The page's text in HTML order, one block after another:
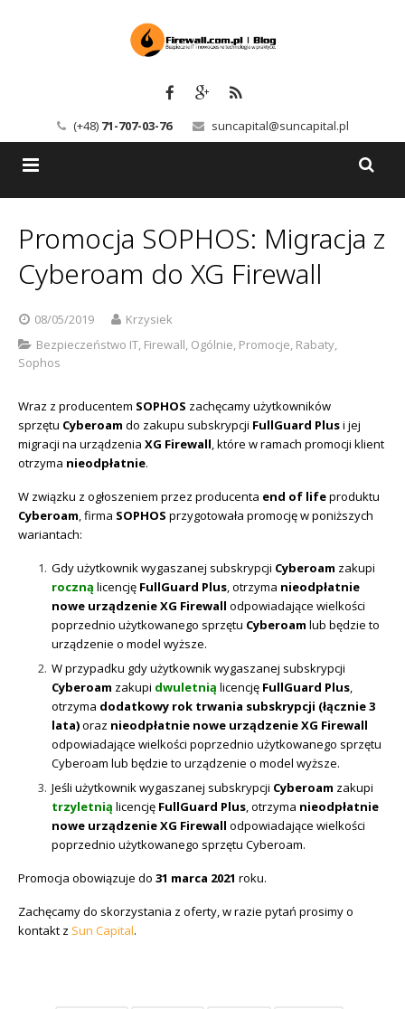
(+48) 71-707-03-76 suncapital@suncapital.pl
Backup-Solutions
Kerio
Sophos
Usługi
Szkolenia
Polityka prywatności
Promocja SOPHOS: Migracja z
Cyberoam do XG Firewall
08/05/2019
Krzysiek
Bezpieczeństwo IT, Firewall, Ogólnie, Promocje, Rabaty,
Sophos
Wraz z producentem SOPHOS zachęcamy użytkowników
sprzętu Cyberoam do zakupu subskrypcji FullGuard Plusi jej
migracji na urządzenia XG Firewall, które w ramach promocji klient
otrzyma nieodpłatnie.
W związku z ogłoszeniem przez producenta end of lifeproduktu
Cyberoam, firma SOPHOS przygotowała promocję w poniższych
wariantach:
Gdy użytkownik wygaszanej subskrypcji Cyberoam zakupi
roczną licencję FullGuard Plus, otrzyma nieodpłatnie
nowe urządzenie XG Firewall odpowiadające wielkości
poprzednio użytkowanego sprzętu Cyberoam lub będzie to
urządzenie o model wyższe.
W przypadku gdy użytkownik wygaszanej subskrypcji
Cyberoam zakupi dwuletnią licencję FullGuard Plus,
otrzyma dodatkowy rok trwania subskrypcji (łącznie 3
lata)oraz nieodpłatnie nowe urządzenie XG Firewall
odpowiadające wielkości poprzednio użytkowanego sprzętu
Cyberoam lub będzie to urządzenie o model wyższe.
Jeśli użytkownik wygaszanej subskrypcji Cyberoam zakupi
trzyletnią licencję FullGuard Plus, otrzyma nieodpłatnie
nowe urządzenie XG Firewall odpowiadające wielkości
poprzednio użytkowanego sprzętu Cyberoam.
Promocja obowiązuje do 31 marca 2021 roku.
Zachęcamy do skorzystania z oferty, w razie pytań prosimy o
kontakt z Sun Capital.